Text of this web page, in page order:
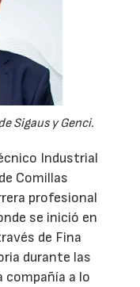
Sigaus y Genci.
Industrial
Comillas
profesional
se inició en
de Fina
durante las
compañía a lo